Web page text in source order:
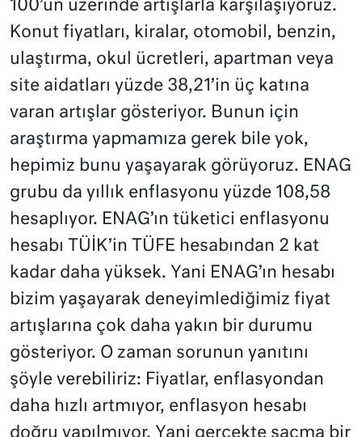
100’ün üzerinde artışlarla karşılaşıyoruz.
Konut fiyatları, kiralar, otomobil, benzin,
ulaştırma, okul ücretleri, apartman veya
site aidatları yüzde 38,21’in üç katına
varan artışlar gösteriyor. Bunun için
araştırma yapmamıza gerek bile yok,
hepimiz bunu yaşayarak görüyoruz. ENAG
grubu da yıllık enflasyonu yüzde 108,58
hesaplıyor. ENAG’ın tüketici enflasyonu
hesabı TÜİK’in TÜFE hesabından 2 kat
kadar daha yüksek. Yani ENAG’ın hesabı
bizim yaşayarak deneyimlediğimiz fiyat
artışlarına çok daha yakın bir durumu
gösteriyor. O zaman sorunun yanıtını
şöyle verebiliriz: Fiyatlar, enflasyondan
daha hızlı artmıyor, enflasyon hesabı